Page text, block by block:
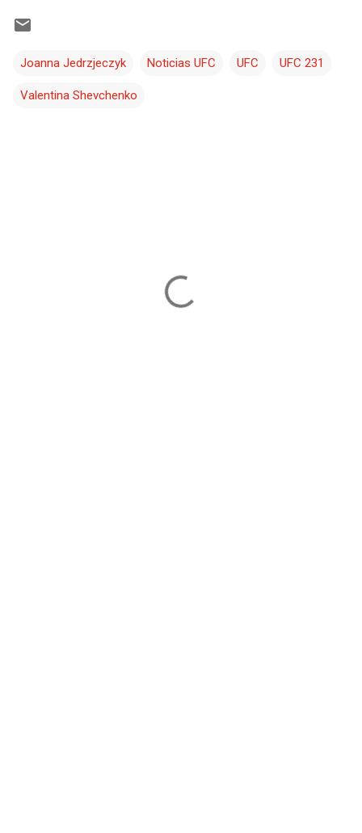
Joanna Jedrzjeczyk Noticias UFC UFC UFC 231
Valentina Shevchenko